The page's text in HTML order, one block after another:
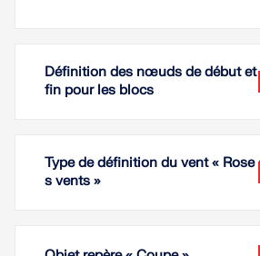
Définition des nœuds de début et
fin pour les blocs
Type de définition du vent « Rose
s vents »